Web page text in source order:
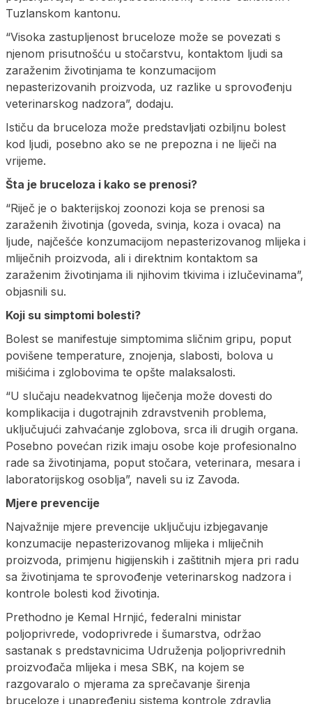
Tuzlanskom kantonu.
“Visoka zastupljenost bruceloze može se povezati s
njenom prisutnošću u stočarstvu, kontaktom ljudi sa
zaraženim životinjama te konzumacijom
nepasterizovanih proizvoda, uz razlike u sprovođenju
veterinarskog nadzora”, dodaju.
Ističu da bruceloza može predstavljati ozbiljnu bolest
kod ljudi, posebno ako se ne prepozna i ne liječi na
vrijeme.
Šta je bruceloza i kako se prenosi?
“Riječ je o bakterijskoj zoonozi koja se prenosi sa
zaraženih životinja (goveda, svinja, koza i ovaca) na
ljude, najčešće konzumacijom nepasterizovanog mlijeka i
mliječnih proizvoda, ali i direktnim kontaktom sa
zaraženim životinjama ili njihovim tkivima i izlučevinama”,
objasnili su.
Koji su simptomi bolesti?
Bolest se manifestuje simptomima sličnim gripu, poput
povišene temperature, znojenja, slabosti, bolova u
mišićima i zglobovima te opšte malaksalosti.
“U slučaju neadekvatnog liječenja može dovesti do
komplikacija i dugotrajnih zdravstvenih problema,
uključujući zahvaćanje zglobova, srca ili drugih organa.
Posebno povećan rizik imaju osobe koje profesionalno
rade sa životinjama, poput stočara, veterinara, mesara i
laboratorijskog osoblja”, naveli su iz Zavoda.
Mjere prevencije
Najvažnije mjere prevencije uključuju izbjegavanje
konzumacije nepasterizovanog mlijeka i mliječnih
proizvoda, primjenu higijenskih i zaštitnih mjera pri radu
sa životinjama te sprovođenje veterinarskog nadzora i
kontrole bolesti kod životinja.
Prethodno je Kemal Hrnjić, federalni ministar
poljoprivrede, vodoprivrede i šumarstva, održao
sastanak s predstavnicima Udruženja poljoprivrednih
proizvođača mlijeka i mesa SBK, na kojem se
razgovaralo o mjerama za sprečavanje širenja
bruceloze i unapređenju sistema kontrole zdravlja